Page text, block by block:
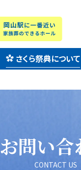
さくら祭典について
お問い合
CONTACT US